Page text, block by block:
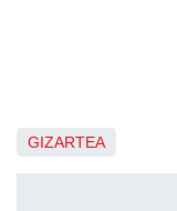
GIZARTEA